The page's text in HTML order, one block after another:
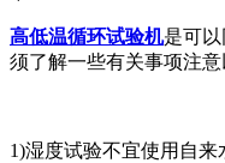
高低温循环试验机是可
须了解一些有关事项注
1)湿度试验不宜使用自